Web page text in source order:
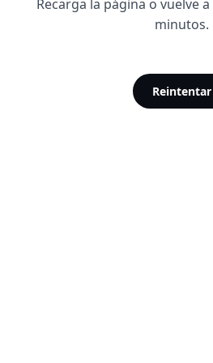
Recarga la página o vuelve
minutos.
Reintentar